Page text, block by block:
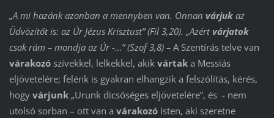
„A mi hazánk azonban a mennyben van. Onnan várjukaz
Üdvözítőt is: az Úr Jézus Krisztust” (Fil 3,20). „Azértvárjatok
csak rám – mondja az Úr -…” (Szof 3,8) – A Szentírás telve van
várakozószívekkel, lelkekkel, akik vártaka Messiás
eljövetelére; felénk is gyakran elhangzik a felszólítás, kérés,
hogy várjunk „Urunk dicsőséges eljövetelére”, és - nem
utolsó sorban – ott van a várakozóIsten, aki szeretne